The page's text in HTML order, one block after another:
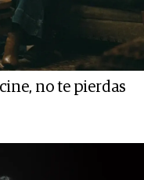
no te pierdas